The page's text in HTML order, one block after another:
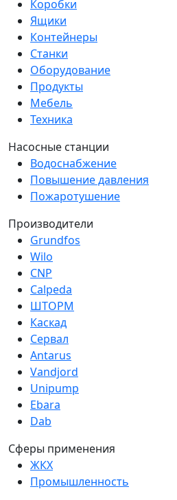
Коробки
Ящики
Контейнеры
Станки
Оборудование
Продукты
Мебель
Техника
Насосные станции
Водоснабжение
Повышение давления
Пожаротушение
Производители
Grundfos
Wilo
CNP
Calpeda
ШТОРМ
Каскад
Сервал
Antarus
Vandjord
Unipump
Ebara
Dab
Сферы применения
ЖКХ
Промышленность